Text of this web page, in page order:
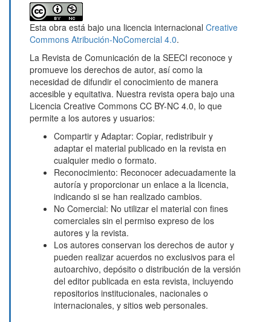
Esta obra está bajo una licencia internacional Creative
Commons Atribución-NoComercial 4.0.
La Revista de Comunicación de la SEECI reconoce y
promueve los derechos de autor, así como la
necesidad de difundir el conocimiento de manera
accesible y equitativa. Nuestra revista opera bajo una
Licencia Creative Commons CC BY-NC 4.0, lo que
permite a los autores y usuarios:
Compartir y Adaptar: Copiar, redistribuir y
adaptar el material publicado en la revista en
cualquier medio o formato.
Reconocimiento: Reconocer adecuadamente la
autoría y proporcionar un enlace a la licencia,
indicando si se han realizado cambios.
No Comercial: No utilizar el material con fines
comerciales sin el permiso expreso de los
autores y la revista.
Los autores conservan los derechos de autor y
pueden realizar acuerdos no exclusivos para el
autoarchivo, depósito o distribución de la versión
del editor publicada en esta revista, incluyendo
repositorios institucionales, nacionales o
internacionales, y sitios web personales.